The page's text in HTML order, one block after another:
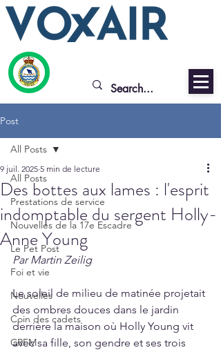
Post
All Posts
Prestations de service
Nouvelles de la 17e Escadre
Le Pet Post
Foi et vie
Nouvelles
Coin des cadets
CRFM
All Posts
Des bottes aux lames : l'esprit
indomptable du sergent Holly-
Anne Young
9 juil. 2025 5 min de lecture
Par Martin Zeilig
Le soleil de milieu de matinée projetait
des ombres douces dans le jardin
derrière la maison où Holly Young vit
avec sa fille, son gendre et ses trois